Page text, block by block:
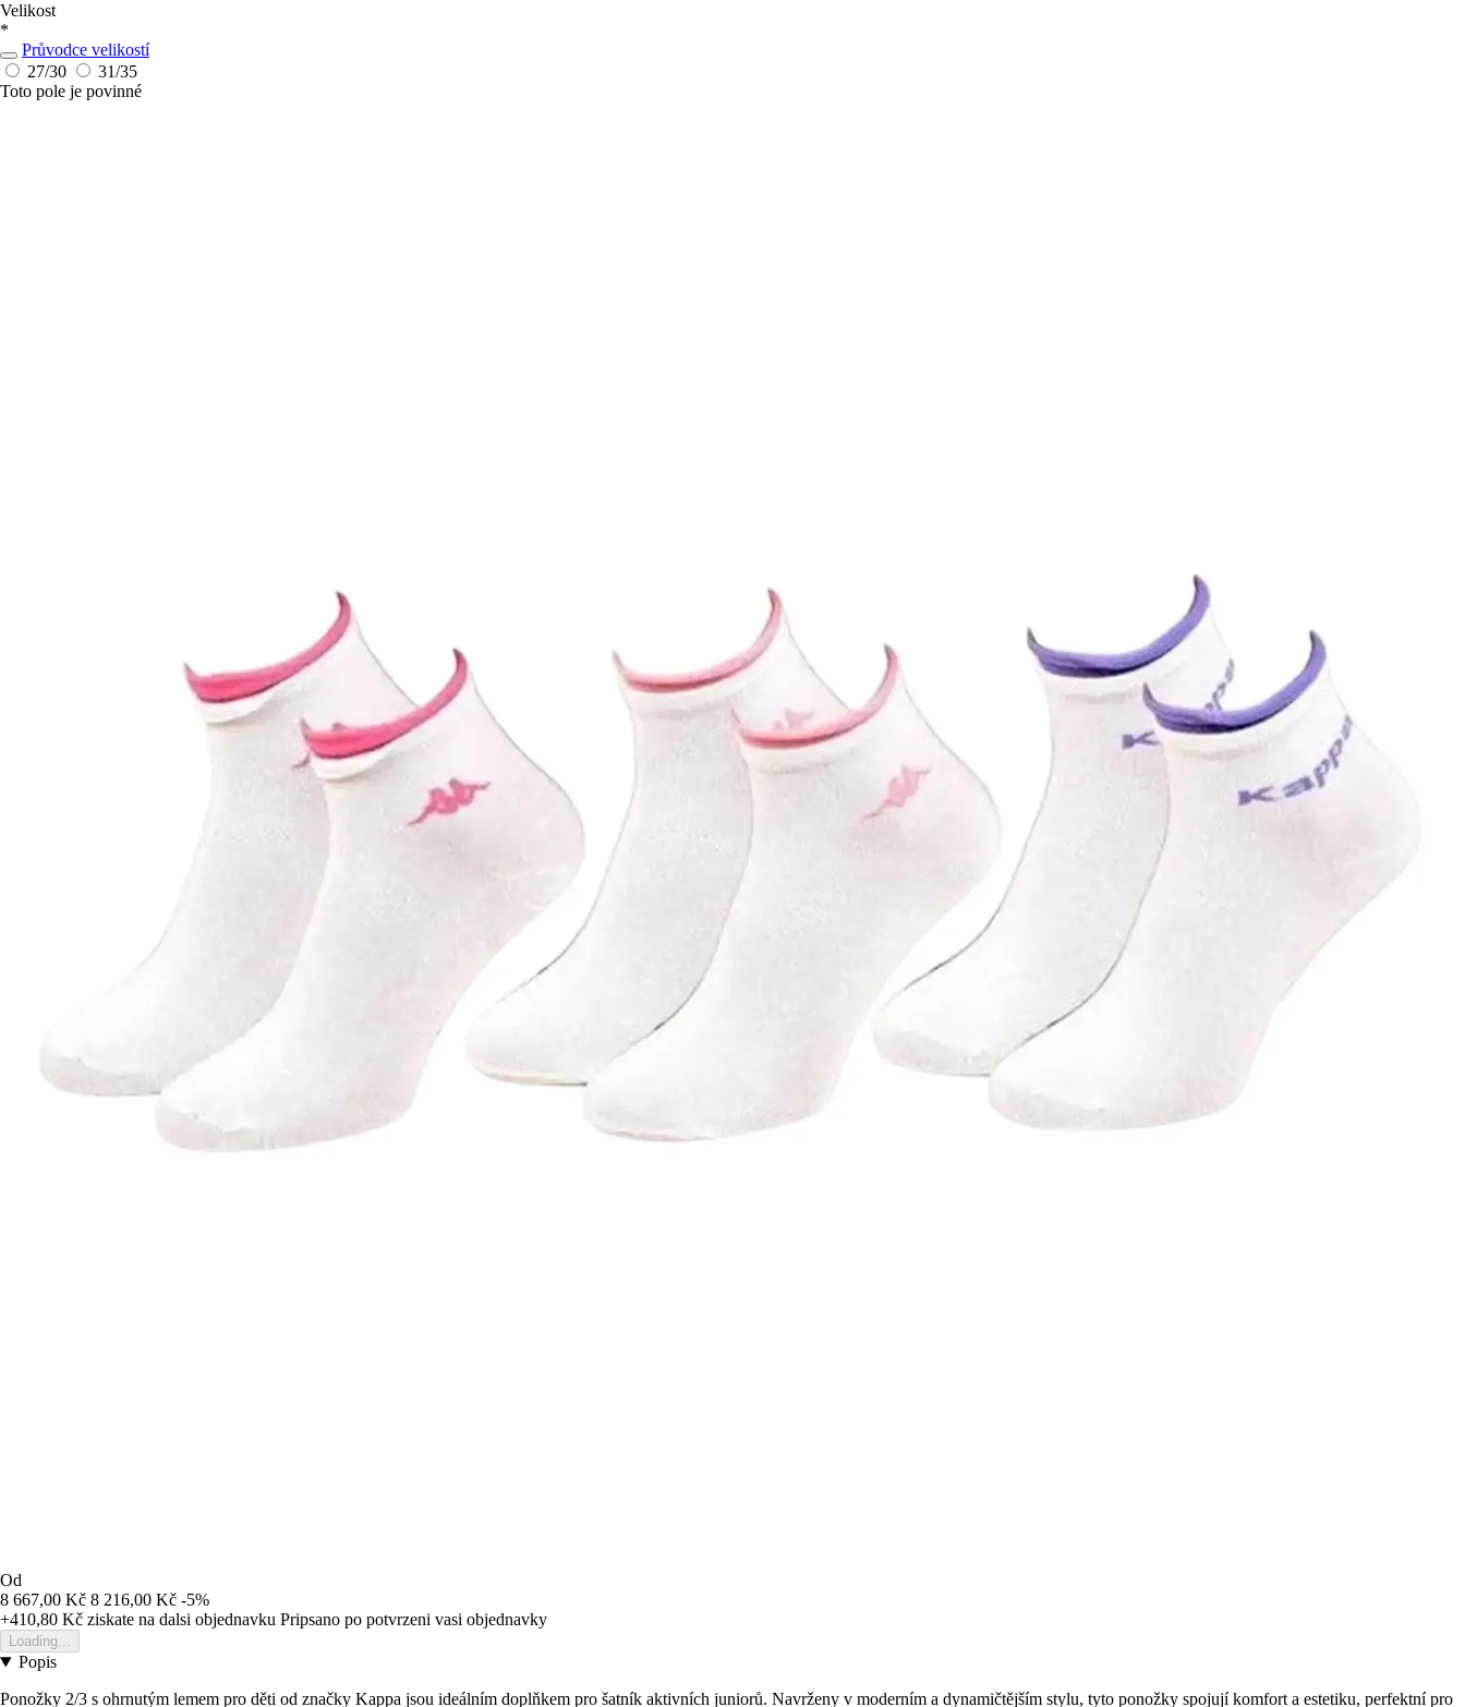
Velikost
*
Průvodce velikostí
27/30
31/35
Toto pole je povinné
Od
8 667,00 Kč 8 216,00 Kč -5%
+410,80 Kč ziskate na dalsi objednavku Pripsano po potvrzeni vasi objednavky
Loading...
Popis
Ponožky 2/3 s ohrnutým lemem pro děti od značky Kappa jsou ideálním doplňkem pro šatník aktivních juniorů. Navrženy v moderním a dynamičtějším stylu, tyto ponožky spojují komfort a estetiku, perfektní pro